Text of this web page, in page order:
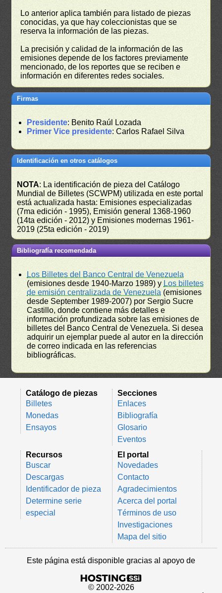
Lo anterior aplica también para listado de piezas
conocidas, ya que hay coleccionistas que se
reserva la información de las piezas.
La precisión y calidad de la información de las
emisiones depende de los factores previamente
mencionado, de los reportes que se reciben e
información en diferentes redes sociales.
Firmas
Presidente: Benito Raúl Lozada
Primer Vice presidente: Carlos Rafael Silva
Identificación en otros catálogos
NOTA: La identificación de pieza del Catálogo
Mundial de Billetes (SCWPM) utilizada en este portal
está actualizada hasta: Emisiones especializadas
(7ma edición - 1995), Emisión general 1368-1960
(14ta edición - 2012) y Emisiones modernas 1961-
2019 (25ta edición - 2019)
Bibliografía recomendada
Los Billetes del Banco Central de Venezuela
(emisiones desde 1940-Marzo 1989) y Los billetes
de emisión centralizada de Venezuela (emisiones
desde September 1989-2007) por Sergio Sucre
Castillo, donde contiene más detalles e
información profundizada sobre las emisiones de
billetes del Banco Central de Venezuela. Si desea
adquirir un ejemplar puede al autor en la dirección
de correo indicada en las referencias
bibliográficas.
Catálogo de piezas
Billetes
Monedas
Ensayos
Secciones
Enlaces
Bibliografía
Glosario
Eventos
Recursos
Buscar
Descargas
Identificador de pieza
Determine serie
especial
El portal
Novedades
Contacto
Agradecimientos
Acerca del portal
Términos de uso
Investigaciones
Mapa del sitio
Este página está disponible gracias al apoyo de
© 2002-2026